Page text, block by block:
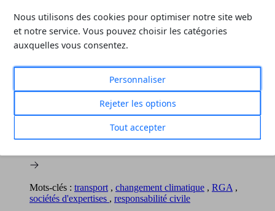
Toutes les revues
3ème trimestre 2026
Litiges acoustiques :
responsabilités, réglementations
et rôle de l’expert
Mots-clés : transport , changement climatique , RGA ,
sociétés d'expertises , responsabilité civile
Nous utilisons des cookies pour optimiser notre site web
et notre service. Vous pouvez choisir les catégories
auxquelles vous consentez.
Personnaliser
Rejeter les options
Tout accepter